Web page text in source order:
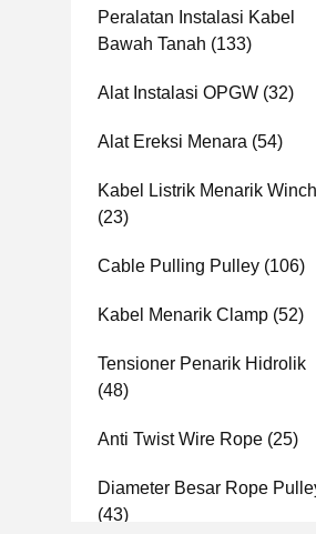
Peralatan Instalasi Kabel
Bawah Tanah (133)
Alat Instalasi OPGW (32)
Alat Ereksi Menara (54)
Kabel Listrik Menarik Winch
(23)
Cable Pulling Pulley (106)
Kabel Menarik Clamp (52)
Tensioner Penarik Hidrolik
(48)
Anti Twist Wire Rope (25)
Diameter Besar Rope
(43)